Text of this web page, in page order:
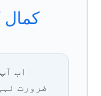
اب
ضرورت